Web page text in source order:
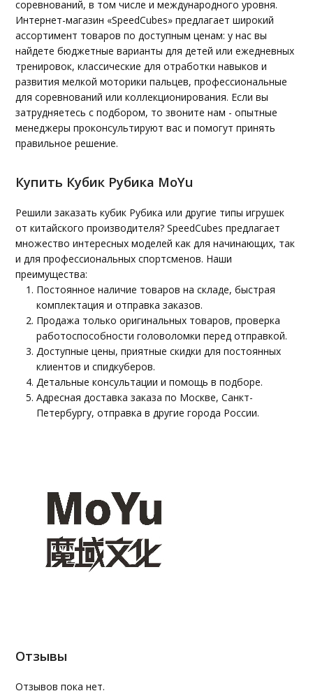
соревнований, в том числе и международного уровня.
Интернет-магазин «SpeedCubes» предлагает широкий
ассортимент товаров по доступным ценам: у нас вы
найдете бюджетные варианты для детей или ежедневных
тренировок, классические для отработки навыков и
развития мелкой моторики пальцев, профессиональные
для соревнований или коллекционирования. Если вы
затрудняетесь с подбором, то звоните нам - опытные
менеджеры проконсультируют вас и помогут принять
правильное решение.
Купить Кубик Рубика MoYu
Решили заказать кубик Рубика или другие типы игрушек
от китайского производителя? SpeedCubes предлагает
множество интересных моделей как для начинающих, так
и для профессиональных спортсменов. Наши
преимущества:
Постоянное наличие товаров на складе, быстрая
комплектация и отправка заказов.
Продажа только оригинальных товаров, проверка
работоспособности головоломки перед отправкой.
Доступные цены, приятные скидки для постоянных
клиентов и спидкуберов.
Детальные консультации и помощь в подборе.
Адресная доставка заказа по Москве, Санкт-
Петербургу, отправка в другие города России.
Отзывы
Отзывов пока нет.